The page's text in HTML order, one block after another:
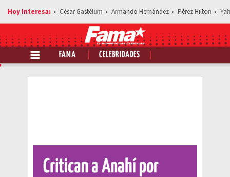
César Gastélum Armando Hernández Pérez Hilton
FAMA CELEBRIDADES
Comparte esta noticia
Critican a Anahí por